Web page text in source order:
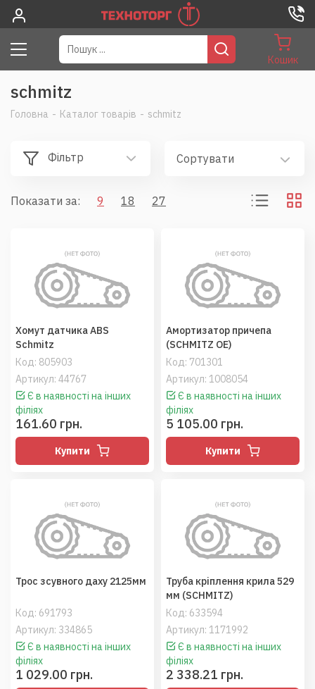
Кошик
schmitz
Головна - Каталог товарів - schmitz
Фільтр Сортувати
Показати за: 9 18 27
Код: 805903
Артикул: 44767
Хомут датчика ABS
Schmitz
Є в наявності на інших
філіях
161.60 грн.
Купити
Код: 701301
Артикул: 1008054
Амортизатор причепа
(SCHMITZ OE)
Є в наявності на інших
філіях
5 105.00 грн.
Купити
Код: 691793
Артикул: 334865
Трос зсувного даху 2125мм
Є в наявності на інших
філіях
1 029.00 грн.
Код: 633594
Артикул: 1171992
Труба кріплення крила 529
мм (SCHMITZ)
Є в наявності на інших
філіях
2 338.21 грн.